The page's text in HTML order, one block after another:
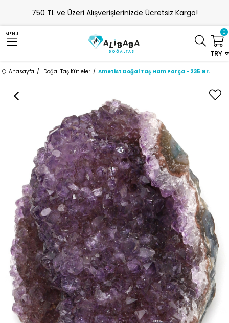
750 TL ve Üzeri Alışverişlerinizde Ücretsiz Kargo!
MENU
TRY
0
Anasayfa Doğal Taş Kütleler Ametist Doğal Taş Ham Parça - 235 Gr.